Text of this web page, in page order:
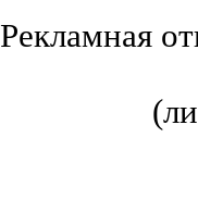
Рекламная